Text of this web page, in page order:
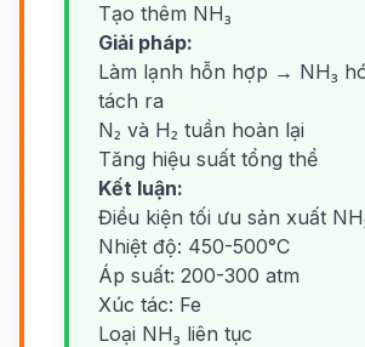
Tạo thêm NH₃
Giải pháp:
Làm lạnh hỗn hợp → NH₃
tách ra
N₂ và H₂ tuần hoàn lại
Tăng hiệu suất tổng thể
Kết luận:
Điều kiện tối ưu sản xuất
Nhiệt độ: 450-500°C
Áp suất: 200-300 atm
Xúc tác: Fe
Loại NH₃ liên tục